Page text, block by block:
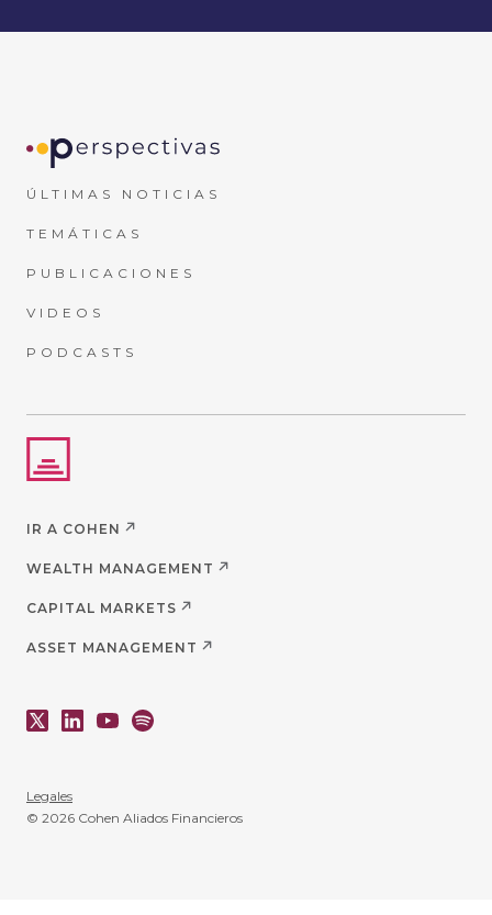
ÚLTIMAS NOTICIAS
TEMÁTICAS
PUBLICACIONES
VIDEOS
PODCASTS
IR A COHEN
WEALTH MANAGEMENT
CAPITAL MARKETS
ASSET MANAGEMENT
Legales
© 2026 Cohen Aliados Financieros